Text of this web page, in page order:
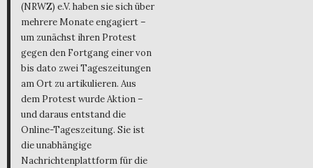
(NRWZ) e.V. haben sie sich über
mehrere Monate engagiert –
um zunächst ihren Protest
gegen den Fortgang einer von
bis dato zwei Tageszeitungen
am Ort zu artikulieren. Aus
dem Protest wurde Aktion –
und daraus entstand die
Online-Tageszeitung. Sie ist
die unabhängige
Nachrichtenplattform für die